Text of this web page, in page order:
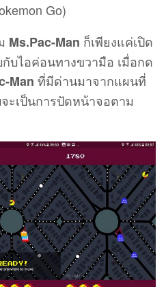
Go)
Ms.Pac-Man ก็เพียงแค่เปิด
บไอค่อนทางขวามือ เมื่อกด
Man ที่มีด่านมาจากแผนที่
ะเป็นการปัดหน้าจอตาม